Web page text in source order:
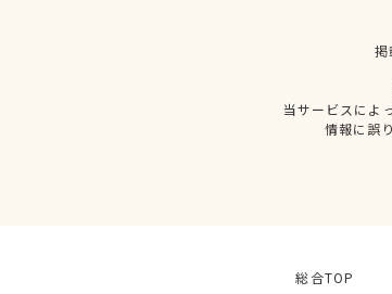
掲
当サービスによ
情報に誤
総合TOP